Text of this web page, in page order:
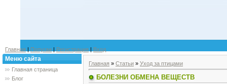
Главная | Попугаи | Регистрация | Вход
Меню сайта
Главная страница
Блог
Главная » Статьи » Уход за птицами
БОЛЕЗНИ ОБМЕНА ВЕЩЕСТВ